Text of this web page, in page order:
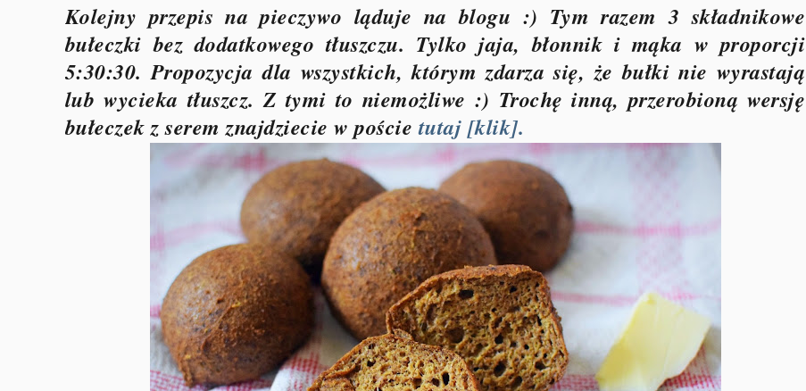
Kolejny przepis na pieczywo ląduje na blogu :) Tym razem 3 składnikowe
bułeczki bez dodatkowego tłuszczu. Tylko jaja, błonnik i mąka w proporcji
5:30:30. Propozycja dla wszystkich, którym zdarza się, że bułki nie wyrastają
lub wycieka tłuszcz. Z tymi to niemożliwe :) Trochę inną, przerobioną wersję
bułeczek z serem znajdziecie w pościetutaj [klik].